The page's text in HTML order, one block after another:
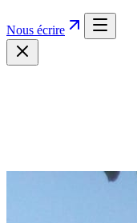
Nous écrire